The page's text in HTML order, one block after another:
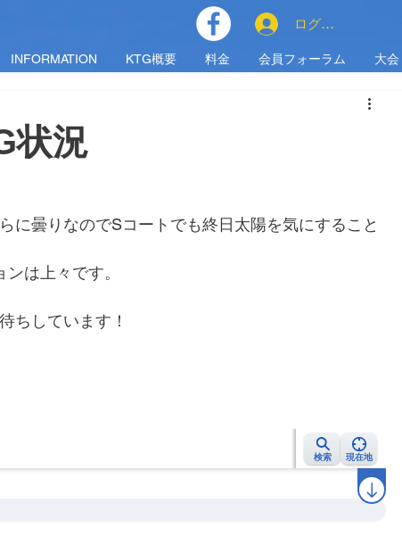
INFORMATION KTG概要 料金 会員フォーラム 大会
ログイン
状況
に曇りなのでSコートでも終日太陽を気にすること
は上々です。
ちしています！